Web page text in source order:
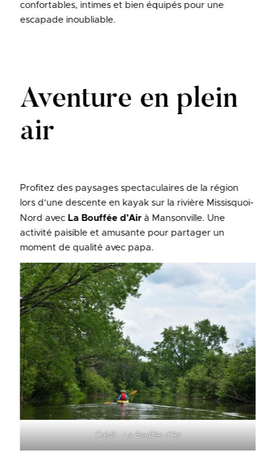
confortables, intimes et bien équipés pour une
escapade inoubliable.
Aventure en plein
air
Profitez des paysages spectaculaires de la région
lors d’une descente en kayak sur la rivière Missisquoi-
Nord avec La Bouffée d’Airà Mansonville. Une
activité paisible et amusante pour partager un
moment de qualité avec papa.
Crédit : La Bouffée d’Air